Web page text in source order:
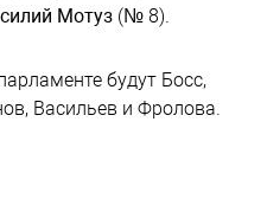
Мотуз (№ 8).
будут Босс,
Васильев и Фролова.